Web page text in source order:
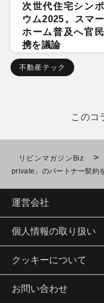
次世代住宅シン
ウム2025。スマ
ホーム普及へ官
携を議論
不動産テック
このコ
リビンマガジンBiz >
private」のパートナー契約
運営会社
個人情報の取り扱い
クッキーについて
お問い合わせ